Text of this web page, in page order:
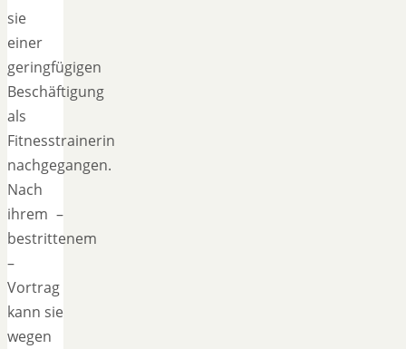
sie
einer
geringfügigen
Beschäftigung
als
Fitnesstrainerin
nachgegangen.
Nach
ihrem –
bestrittenem
–
Vortrag
kann sie
wegen